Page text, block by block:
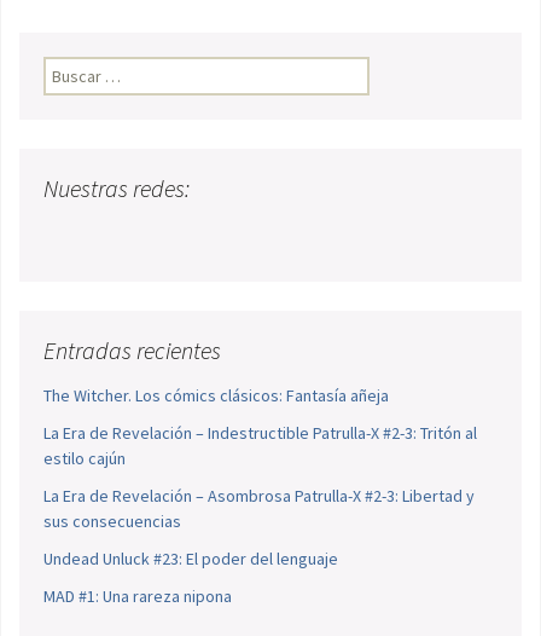
Buscar:
Nuestras redes:
Entradas recientes
The Witcher. Los cómics clásicos: Fantasía añeja
La Era de Revelación – Indestructible Patrulla-X #2-3: Tritón al
estilo cajún
La Era de Revelación – Asombrosa Patrulla-X #2-3: Libertad y
sus consecuencias
Undead Unluck #23: El poder del lenguaje
MAD #1: Una rareza nipona